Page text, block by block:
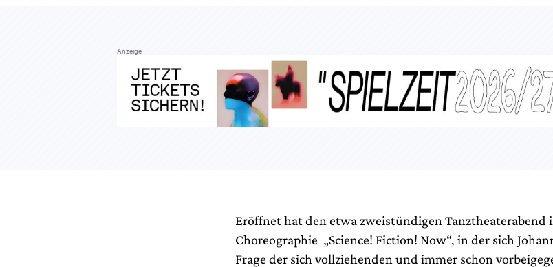
Anzeige
Eröffnet hat den etwa zweistündigen Tanztheaterabend
Choreographie „Science! Fiction! Now“, in der sich
Frage der sich vollziehenden und immer schon